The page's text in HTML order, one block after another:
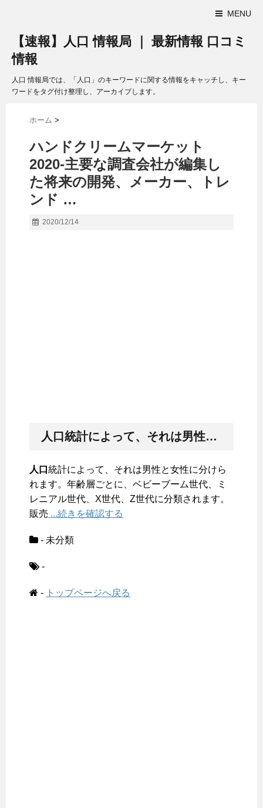
MENU
【速報】人口 情報局 ｜ 最新情報 口コミ
情報
人口 情報局では、「人口」のキーワードに関する情報をキャッチし、キー
ワードをタグ付け整理し、アーカイブします。
ホーム >
ハンドクリームマーケット
2020-主要な調査会社が編集し
た将来の開発、メーカー、トレ
ンド …
2020/12/14
人口 統計によって、それは男性と女性に分けられます。年齢層ごとに、ベビーブーム世代、ミレニアル世代、X世代、Z世代に分類されます。販売
人口 統計によって、それは男性と女性に分けら
れます。年齢層ごとに、ベビーブーム世代、ミ
レニアル世代、X世代、Z世代に分類されます。
販売 ...続きを確認する
- 未分類
-
- トップページへ戻る